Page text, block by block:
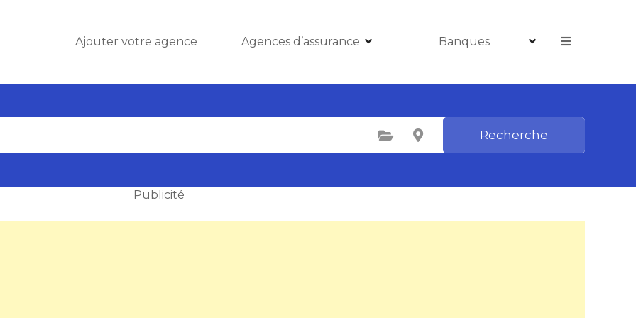
Ajouter votre agence Agences d’assurance Banques
Sélectionnez une catégorie Sélectionnez le lieu Recherche
Publicité